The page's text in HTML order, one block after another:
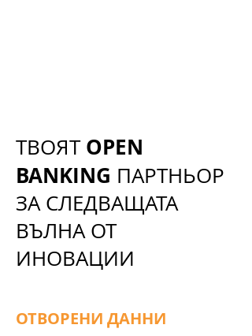
ТВОЯТ OPEN
BANKING ПАРТНЬОР
ЗА СЛЕДВАЩАТА
ВЪЛНА ОТ
ИНОВАЦИИ
ОТВОРЕНИ ДАННИ